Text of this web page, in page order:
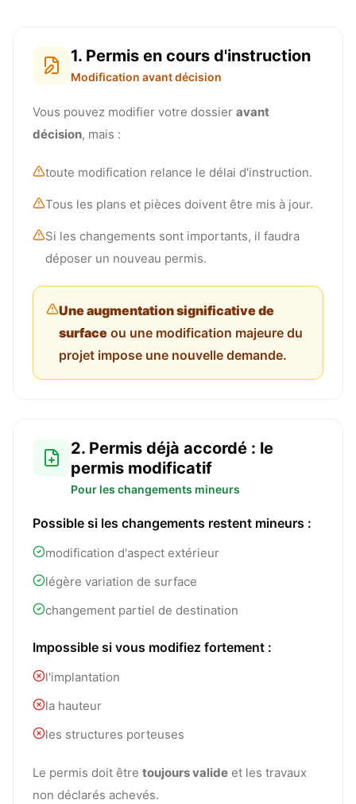
1. Permis en cours d'instruction
Modification avant décision
Vous pouvez modifier votre dossier avant
décision, mais :
toute modification relance le délai d'instruction.
Tous les plans et pièces doivent être mis à jour.
Si les changements sont importants, il faudra
déposer un nouveau permis.
Une augmentation significative de
surface ou une modification majeure du
projet impose une nouvelle demande.
2. Permis déjà accordé : le
permis modificatif
Pour les changements mineurs
Possible si les changements restent mineurs :
modification d'aspect extérieur
légère variation de surface
changement partiel de destination
Impossible si vous modifiez fortement :
l'implantation
la hauteur
les structures porteuses
Le permis doit être toujours valide et les travaux
non déclarés achevés.